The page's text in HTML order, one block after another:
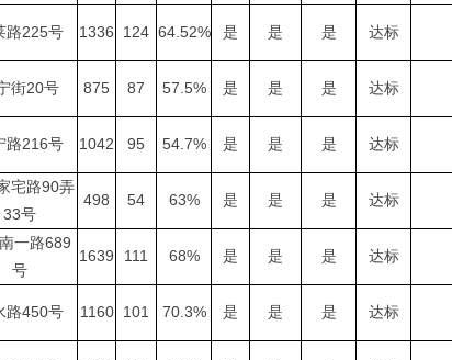
路225号 1336 124 64.52% 是 是 是 达标
街20号 875 87 57.5% 是 是 是 达标
路216号 1042 95 54.7% 是 是 是 达标
宅路90弄
33号
498 54 63% 是 是 是 达标
一路689
号
1639 111 68% 是 是 是 达标
路450号 1160 101 70.3% 是 是 是 达标